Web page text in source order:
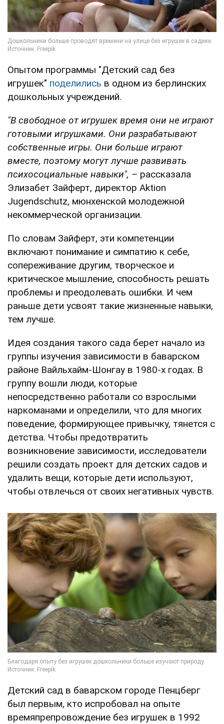
Опытом программы "Детский сад без
игрушек" поделились в одном из берлинских
дошкольных учреждений.
"В свободное от игрушек время они не играют
готовыми игрушками. Они разрабатывают
собственные игры. Они больше играют
вместе, поэтому могут лучше развивать
психосоциальные навыки", – рассказала
Элизабет Зайферт, директор Aktion
Jugendschutz, мюнхенской молодежной
некоммерческой организации.
По словам Зайферт, эти компетенции
включают понимание и симпатию к себе,
сопереживание другим, творческое и
критическое мышление, способность решать
проблемы и преодолевать ошибки. И чем
раньше дети усвоят такие жизненные навыки,
тем лучше.
Идея создания такого сада берет начало из
группы изучения зависимости в баварском
районе Вайльхайм-Шонгау в 1980-х годах. В
группу вошли люди, которые
непосредственно работали со взрослыми
наркоманами и определили, что для многих
поведение, формирующее привычку, тянется с
детства. Чтобы предотвратить
возникновение зависимости, исследователи
решили создать проект для детских садов и
удалить вещи, которые дети используют,
чтобы отвлечься от своих негативных чувств.
Детский сад в баварском городе Пенцберг
был первым, кто испробовал на опыте
времяпрепровождение без игрушек в 1992